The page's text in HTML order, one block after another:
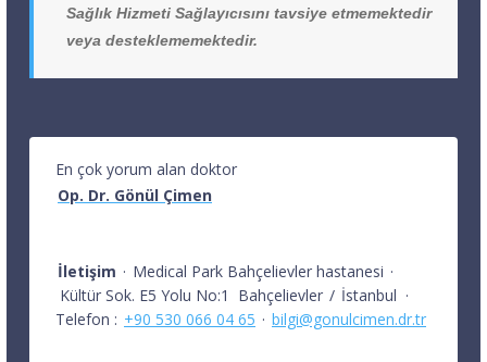
Sağlık Hizmeti Sağlayıcısını tavsiye etmemektedir
veya desteklememektedir.
En çok yorum alan doktor
Op. Dr. Gönül Çimen
İletişim · Medical Park Bahçelievler hastanesi ·
Kültür Sok. E5 Yolu No:1
Bahçelievler / İstanbul ·
Telefon : +90 530 066 04 65 · bilgi@gonulcimen.dr.tr